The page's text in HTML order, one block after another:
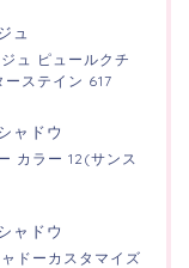
ュ
ュ ピュールクチ
ーステイン 617
ャドウ
カラー 12(サンス
ャドウ
ドーカスタマイズ